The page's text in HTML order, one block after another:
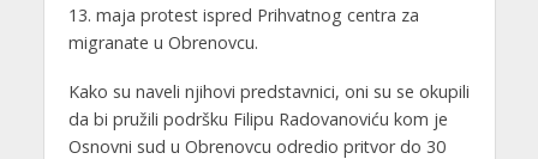
13. maja protest ispred Prihvatnog centra za
migranate u Obrenovcu.
Kako su naveli njihovi predstavnici, oni su se okupili
da bi pružili podršku Filipu Radovanoviću kom je
Osnovni sud u Obrenovcu odredio pritvor do 30